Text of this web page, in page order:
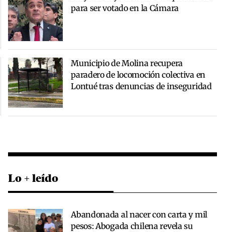
para ser votado en la Cámara
Municipio de Molina recupera
paradero de locomoción colectiva en
Lontué tras denuncias de inseguridad
Lo + leído
Abandonada al nacer con carta y mil
pesos: Abogada chilena revela su